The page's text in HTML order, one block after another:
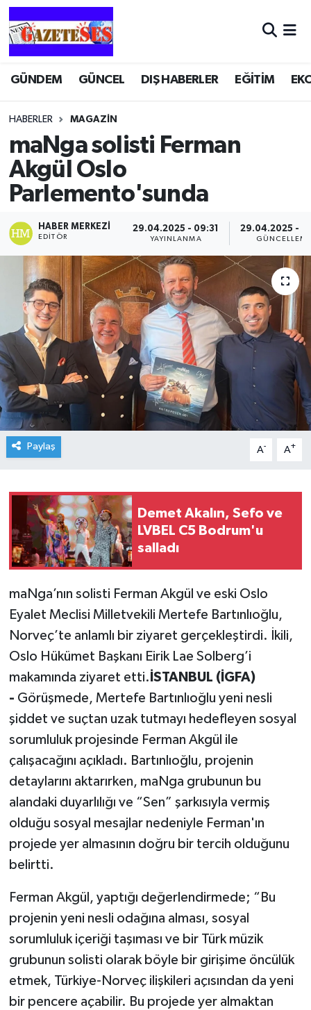
GÜNDEM GÜNCEL DIŞ HABERLER EĞİTİM
HABERLER MAGAZİN
maNga solisti Ferman
Akgül Oslo
Parlemento'sunda
HABER MERKEZI
EDITÖR
29.04.2025 - 09:31
YAYINLANMA
29.04.2025 -
Paylaş A- A+
Demet Akalın, Sefo ve
LVBEL C5 Bodrum'u
salladı
maNga’nın solisti Ferman Akgül ve eski Oslo
Eyalet Meclisi Milletvekili Mertefe Bartınlıoğlu,
Norveç’te anlamlı bir ziyaret gerçekleştirdi. İkili,
Oslo Hükümet Başkanı Eirik Lae Solberg’i
makamında ziyaret etti. İSTANBUL (İGFA)
- Görüşmede, Mertefe Bartınlıoğlu yeni nesli
şiddet ve suçtan uzak tutmayı hedefleyen sosyal
sorumluluk projesinde Ferman Akgül ile
çalışacağını açıkladı. Bartınlıoğlu, projenin
detaylarını aktarırken, maNga grubunun bu
alandaki duyarlılığı ve “Sen” şarkısıyla vermiş
olduğu sosyal mesajlar nedeniyle Ferman'ın
projede yer almasının doğru bir tercih olduğunu
belirtti.
Ferman Akgül, yaptığı değerlendirmede; “Bu
projenin yeni nesli odağına alması, sosyal
sorumluluk içeriği taşıması ve bir Türk müzik
grubunun solisti olarak böyle bir girişime öncülük
etmek, Türkiye-Norveç ilişkileri açısından da yeni
bir pencere açabilir. Bu projede yer almaktan